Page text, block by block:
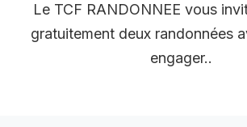
Le TCF RANDONNEE vous
gratuitement deux randonnées
engager..